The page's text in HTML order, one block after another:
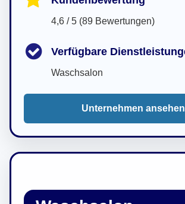
4,6 / 5 (89 Bewertungen)
Verfügbare
Waschsalon
Unternehmen ansehen